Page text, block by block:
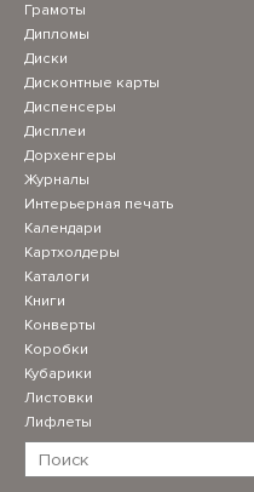
Грамоты
Дипломы
Диски
Дисконтные карты
Диспенсеры
Дисплеи
Дорхенгеры
Журналы
Интерьерная печать
Календари
Картхолдеры
Каталоги
Книги
Конверты
Коробки
Кубарики
Листовки
Лифлеты